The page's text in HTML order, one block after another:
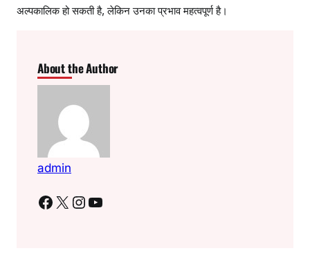
अल्पकालिक हो सकती है, लेकिन उनका प्रभाव महत्वपूर्ण है।
About the Author
admin
Facebook X Instagram YouTube